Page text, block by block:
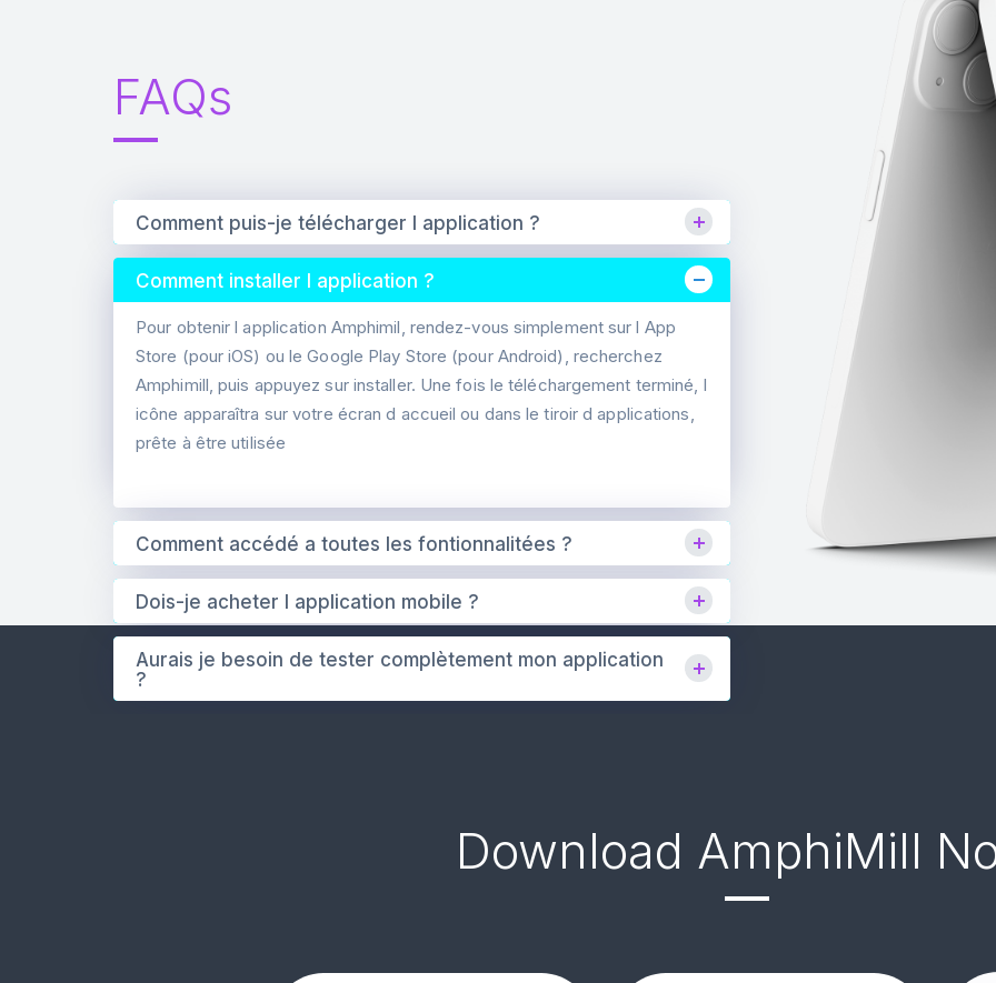
FAQs
Comment puis-je télécharger l application ?
Comment installer l application ?
Pour obtenir l application Amphimil, rendez-vous simplement sur l App
Store (pour iOS) ou le Google Play Store (pour Android), recherchez
Amphimill, puis appuyez sur installer. Une fois le téléchargement terminé, l
icône apparaîtra sur votre écran d accueil ou dans le tiroir d applications,
prête à être utilisée
Comment accédé a toutes les fontionnalitées ?
Dois-je acheter l application mobile ?
Aurais je besoin de tester complètement mon application
?
Download AmphiMill